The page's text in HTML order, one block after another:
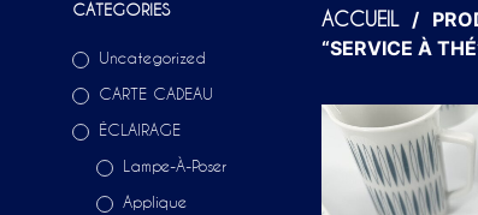
CATEGORIES
Uncategorized
CARTE CADEAU
ÉCLAIRAGE
Lampe-À-Poser
Applique
ACCUEIL /
“SERVICE À